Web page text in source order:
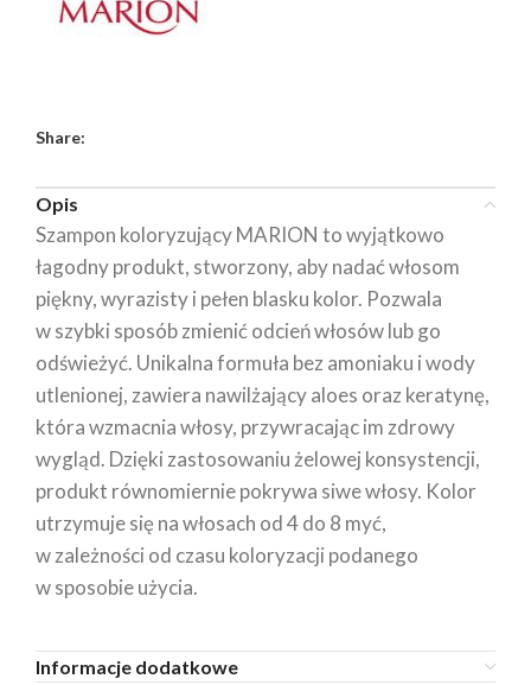
Share:
Opis
Szampon koloryzujący MARION to wyjątkowo
łagodny produkt, stworzony, aby nadać włosom
piękny, wyrazisty i pełen blasku kolor. Pozwala
w szybki sposób zmienić odcień włosów lub go
odświeżyć. Unikalna formuła bez amoniaku i wody
utlenionej, zawiera nawilżający aloes oraz keratynę,
która wzmacnia włosy, przywracając im zdrowy
wygląd. Dzięki zastosowaniu żelowej konsystencji,
produkt równomiernie pokrywa siwe włosy. Kolor
utrzymuje się na włosach od 4 do 8 myć,
w zależności od czasu koloryzacji podanego
w sposobie użycia.
Informacje dodatkowe